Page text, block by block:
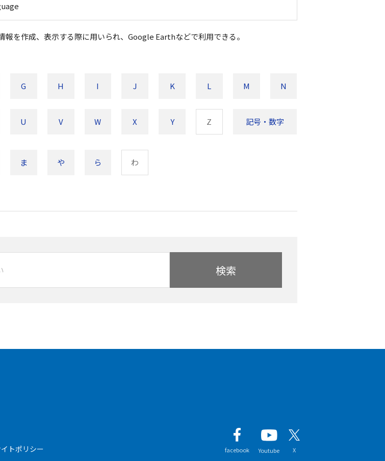
を作成、表示する際に用いられ、Google Earthなどで利用できる。
G H I J K L M N
U V W X Y Z 記号・数字
ま や ら わ
検索
トポリシー facebook Youtube X